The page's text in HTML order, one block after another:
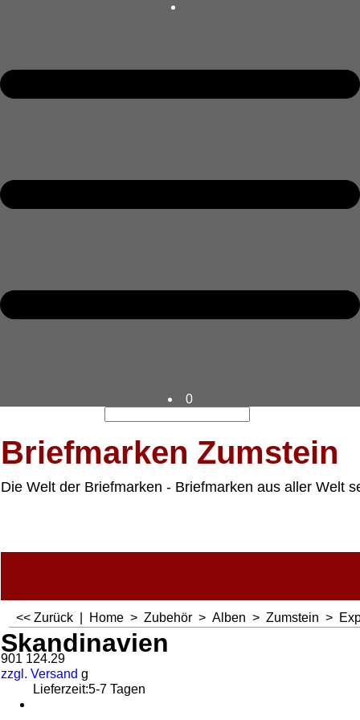
0
Briefmarken Zumstein
Die Welt der Briefmarken - Briefmarken aus aller Welt
<< Zurück Home > Zubehör > Alben > Zumstein >
Skandinavien
901 124.29
zzgl. Versand g
Lieferzeit:5-7 Tagen